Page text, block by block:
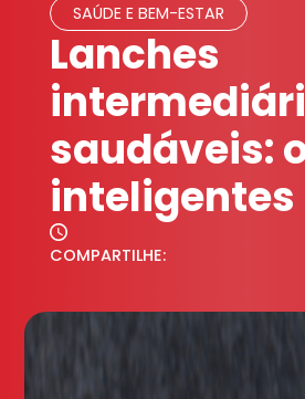
SAÚDE E BEM-ESTAR
Lanches
saudáveis:
inteligentes
COMPARTILHE: